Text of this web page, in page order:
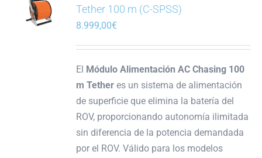
Tether 100 m (C-SPSS)
8.999,00€
El Módulo Alimentación AC Chasing 100
m Tether es un sistema de alimentación
de superficie que elimina la batería del
ROV, proporcionando autonomía ilimitada
sin diferencia de la potencia demandada
por el ROV. Válido para los modelos